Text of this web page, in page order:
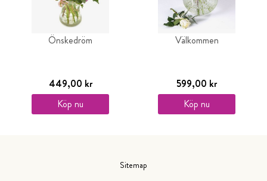
Önskedröm
449,00 kr
Köp nu
Välkommen
599,00 kr
Köp nu
Sitemap